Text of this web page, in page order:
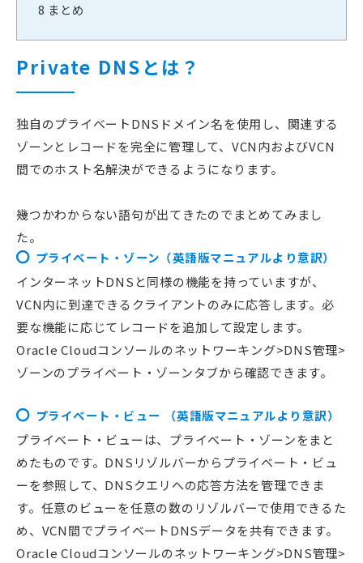
8 まとめ
Private DNSとは？
独自のプライベートDNSドメイン名を使用し、関連する
ゾーンとレコードを完全に管理して、VCN内およびVCN
間でのホスト名解決ができるようになります。
幾つかわからない語句が出てきたのでまとめてみまし
た。
プライベート・ゾーン（英語版マニュアルより意訳）
インターネットDNSと同様の機能を持っていますが、
VCN内に到達できるクライアントのみに応答します。必
要な機能に応じてレコードを追加して設定します。
Oracle Cloudコンソールのネットワーキング>DNS管理>
ゾーンのプライベート・ゾーンタブから確認できます。
プライベート・ビュー （英語版マニュアルより意訳）
プライベート・ビューは、プライベート・ゾーンをまと
めたものです。DNSリゾルバーからプライベート・ビュ
ーを参照して、DNSクエリへの応答方法を管理できま
す。任意のビューを任意の数のリゾルバーで使用できるた
め、VCN間でプライベートDNSデータを共有できます。
Oracle Cloudコンソールのネットワーキング>DNS管理>